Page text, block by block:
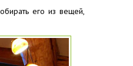
его из вещей,